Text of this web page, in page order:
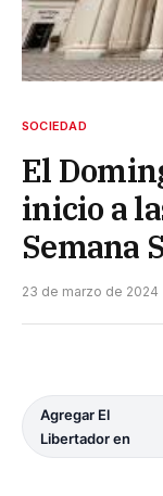
SOCIEDAD
El
inicio a
Semana
23 de marzo de 2024
Agregar El
Libertador en